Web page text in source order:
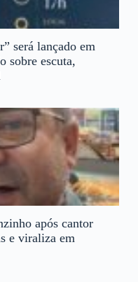
será lançado em
sobre escuta,
após cantor
e viraliza em